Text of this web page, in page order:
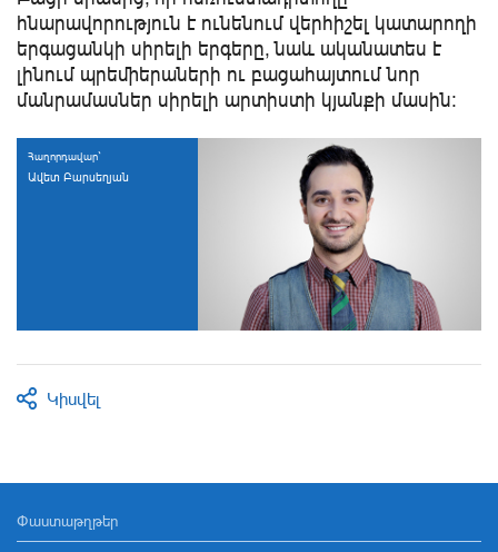
հնարավորություն է ունենում վերհիշել կատարողի
երգացանկի սիրելի երգերը, նաև ականատես է
լինում պրեմիերաների ու բացահայտում նոր
մանրամասներ սիրելի արտիստի կյանքի մասին:
Հաղորդավար`
Ավետ Բարսեղյան
Կիսվել
Փաստաթղթեր